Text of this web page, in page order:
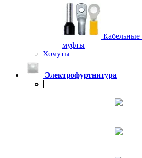
Кабельные
муфты
Хомуты
Электрофуртнитура